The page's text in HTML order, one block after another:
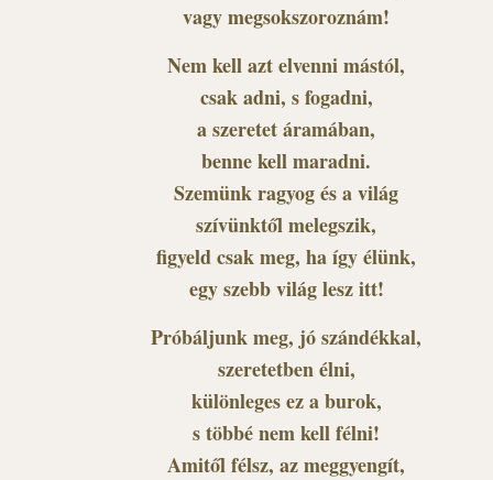
vagy megsokszoroznám!
Nem kell azt elvenni mástól,
csak adni, s fogadni,
a szeretet áramában,
benne kell maradni.
Szemünk ragyog és a világ
szívünktől melegszik,
figyeld csak meg, ha így élünk,
egy szebb világ lesz itt!
Próbáljunk meg, jó szándékkal,
szeretetben élni,
különleges ez a burok,
s többé nem kell félni!
Amitől félsz, az meggyengít,